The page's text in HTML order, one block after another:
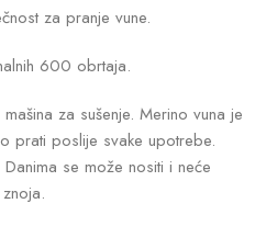
za pranje vune.
600 obrtaja.
za sušenje. Merino vuna je
prati poslije svake upotrebe.
se može nositi i neće